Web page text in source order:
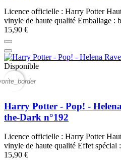
Licence officielle : Harry Potter
vinyle de haute qualité Emballage :
15,90 €
Disponible
Harry Potter - Pop! -
the-Dark n°192
Licence officielle : Harry Potter
vinyle de haute qualité Effet
15,90 €